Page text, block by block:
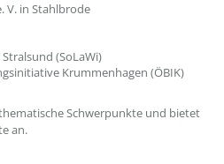
V. in Stahlbrode
(SoLaWi)
Krummenhagen (ÖBIK)
Schwerpunkte und bietet
an.